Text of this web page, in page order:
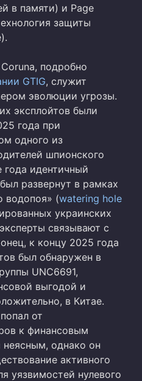
в памяти) и Page
защиты
подробно
GTIG, служит
эволюции угрозы.
эксплойтов были
года при
одного из
шпионского
идентичный
развернут в рамках
водопоя» (watering hole
украинских
связывают с
к концу 2025 года
был обнаружен в
UNC6691,
выгодой и
в Китае.
от
к финансовым
однако он
активного
уязвимостей нулевого